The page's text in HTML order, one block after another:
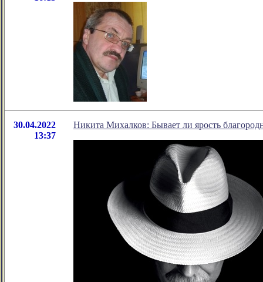
30.04.2022
13:37
Никита Михалков: Бывает ли ярость